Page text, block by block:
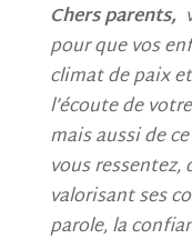
Chers parents,
pour que vos
climat de paix
l’écoute de
mais aussi de
vous ressentez,
valorisant ses
parole, la